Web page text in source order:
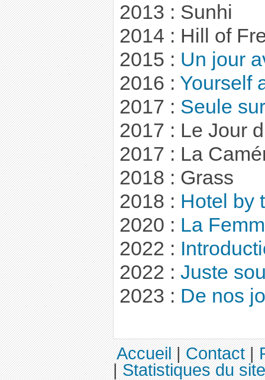
2013 : Sunhi
2014 : Hill of
2015 : Un jour
2016 : Yourself
2017 : Seule
2017 : Le Jour
2017 : La
2018 : Grass
2018 : Hotel by
2020 : La
2022 :
2022 : Juste
2023 : De nos
Accueil|Contact|
|Statistiques du site